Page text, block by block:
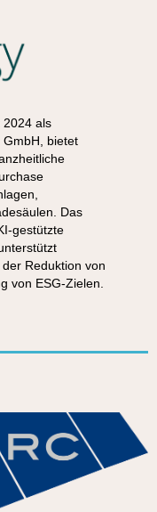
2024 als
bietet
Das
gestützte
Reduktion von
von ESG-Zielen.